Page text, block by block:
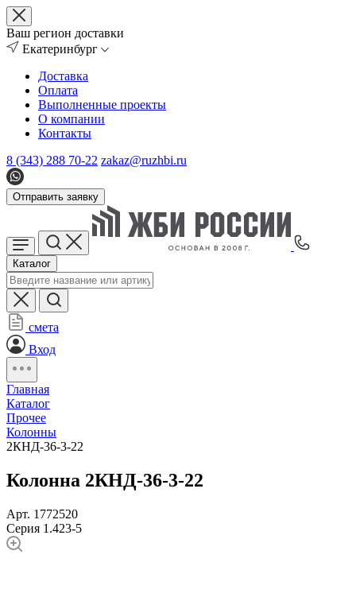
Ваш регион доставки
Екатеринбург
Доставка
Оплата
Выполненные проекты
О компании
Контакты
8 (343) 288 70-22 zakaz@ruzhbi.ru
Отправить заявку
Каталог
смета
Вход
Главная
Каталог
Прочее
Колонны
2КНД-36-3-22
Колонна 2КНД-36-3-22
Арт. 1772520
Серия 1.423-5